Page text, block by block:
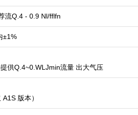
流Q.4 - 0.9 Nl/fflfn
±1%
供Q.4~0.WLJmin流量 出大气压
版本）